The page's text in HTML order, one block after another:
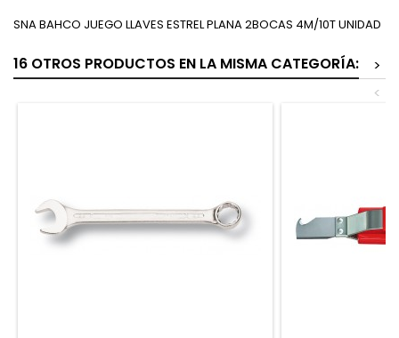
SNA BAHCO JUEGO LLAVES ESTREL PLANA 2BOCAS 4M/10T UNIDAD
16 OTROS PRODUCTOS EN LA MISMA CATEGORÍA:
>
<